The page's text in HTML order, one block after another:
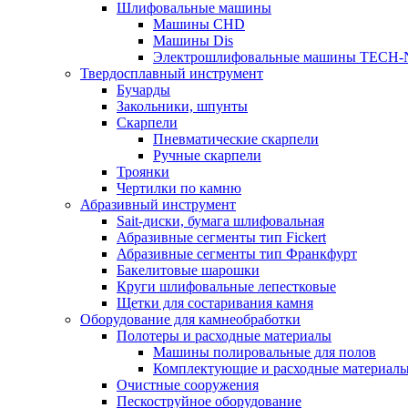
Шлифовальные машины
Машины CHD
Машины Dis
Электрошлифовальные машины TECH-
Твердосплавный инструмент
Бучарды
Закольники, шпунты
Скарпели
Пневматические скарпели
Ручные скарпели
Троянки
Чертилки по камню
Абразивный инструмент
Sait-диски, бумага шлифовальная
Абразивные сегменты тип Fickert
Абразивные сегменты тип Франкфурт
Бакелитовые шарошки
Круги шлифовальные лепестковые
Щетки для состаривания камня
Оборудование для камнеобработки
Полотеры и расходные материалы
Машины полировальные для полов
Комплектующие и расходные
Очистные сооружения
Пескоструйное оборудование